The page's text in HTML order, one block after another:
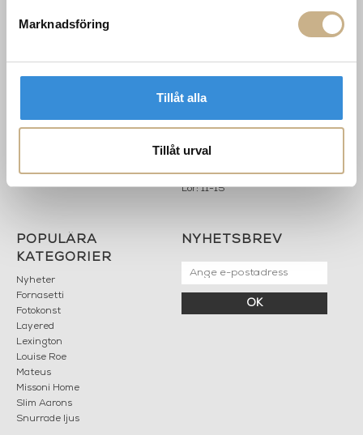
Marknadsföring
Tillåt alla
Tillåt urval
INFORMATION
Köpvillkor
Hållbarhet
info@mariellastore.se
Tis-fre: 10-18
Lör: 11-15
POPULÄRA
KATEGORIER
Nyheter
Fornasetti
Fotokonst
Layered
Lexington
Louise Roe
Mateus
Missoni Home
Slim Aarons
Snurrade ljus
NYHETSBREV
OK